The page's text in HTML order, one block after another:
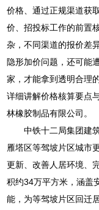
价格、通过正规渠道获
价、招投标工作的前置
杂，不同渠道的报价差
隐形加价问题，还可能
家，才能拿到透明合理
详细讲解价格核算要点
林橡胶制品有限公司。
中铁十二局集团建
雁塔区等驾坡片区城市
更新、改善人居环境、
积约34万平方米，涵盖
能，为等驾坡片区回迁